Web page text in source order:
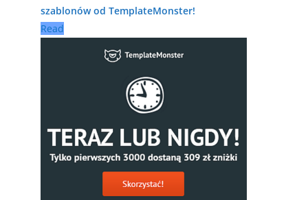
szablonów od TemplateMonster!
Read